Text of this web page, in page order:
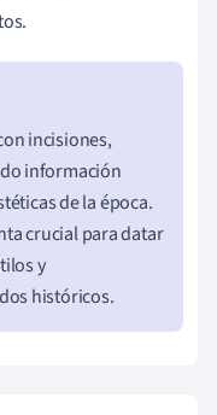
incisiones,
información
de la época.
crucial para datar
y
históricos.